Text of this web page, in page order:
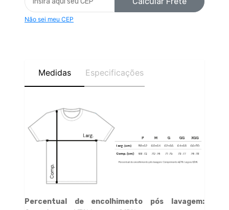
Não sei meu CEP
Medidas Especificações
Percentual de encolhimento pós lavagem: